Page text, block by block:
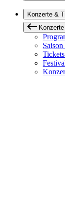
Konzerte &